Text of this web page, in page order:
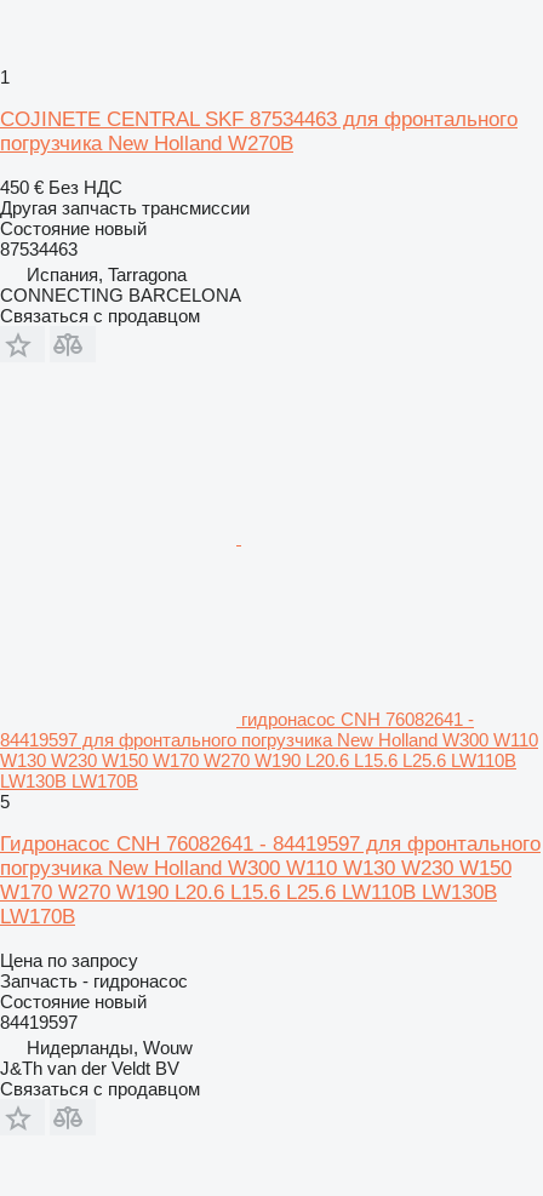
1
COJINETE CENTRAL SKF 87534463 для фронтального
погрузчика New Holland W270B
450 € Без НДС
Другая запчасть трансмиссии
Состояние новый
87534463
Испания, Tarragona
CONNECTING BARCELONA
Связаться с продавцом
гидронасос CNH 76082641 -
84419597 для фронтального погрузчика New Holland W300 W110
W130 W230 W150 W170 W270 W190 L20.6 L15.6 L25.6 LW110B
LW130B LW170B
5
Гидронасос CNH 76082641 - 84419597 для фронтального
погрузчика New Holland W300 W110 W130 W230 W150
W170 W270 W190 L20.6 L15.6 L25.6 LW110B LW130B
LW170B
Цена по запросу
Запчасть - гидронасос
Состояние новый
84419597
Нидерланды, Wouw
J&Th van der Veldt BV
Связаться с продавцом